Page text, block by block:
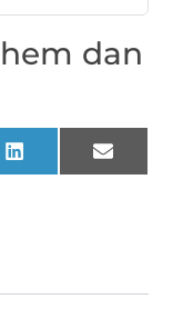
dan
LinkedIn Email